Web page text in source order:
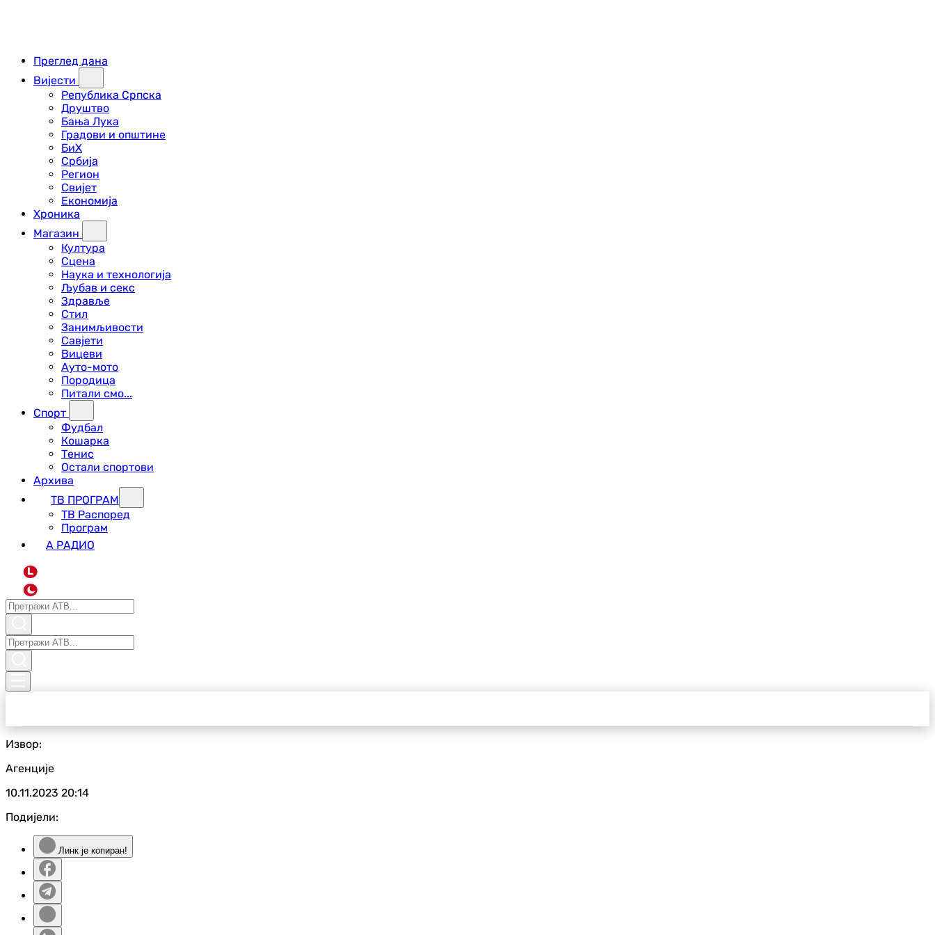
Преглед дана
Вијести
Република Српска
Друштво
Бања Лука
Градови и општине
БиХ
Србија
Регион
Свијет
Економија
Хроника
Магазин
Култура
Сцена
Наука и технологија
Љубав и секс
Здравље
Стил
Занимљивости
Савјети
Вицеви
Ауто-мото
Породица
Питали смо...
Спорт
Фудбал
Кошарка
Тенис
Остали спортови
Архива
ТВ ПРОГРАМ
ТВ Распоред
Програм
А РАДИО
L
Извор:
Агенције
10.11.2023 20:14
Подијели:
Линк је копиран!